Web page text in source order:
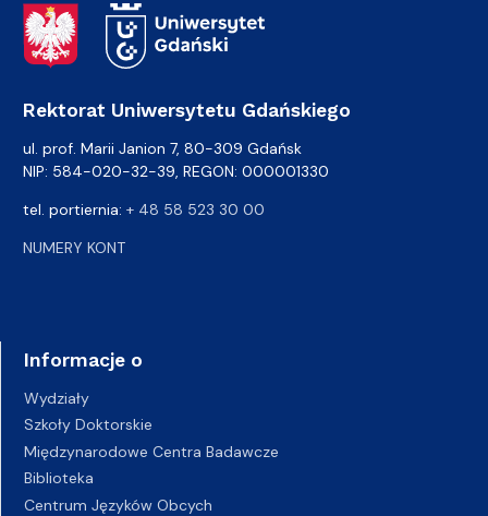
Adres Rektoratu
Rektorat Uniwersytetu Gdańskiego
ul. prof. Marii Janion 7, 80-309 Gdańsk
NIP: 584-020-32-39, REGON: 000001330
tel. portiernia: + 48 58 523 30 00
NUMERY KONT
Informacje o
Wydziały
Szkoły Doktorskie
Międzynarodowe Centra Badawcze
Biblioteka
Centrum Języków Obcych